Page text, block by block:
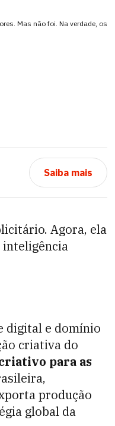
Mas não foi. Na verdade, os
Saiba mais
Agora, ela
inteligência
digital e domínio
criativa do
para as
produção
global da